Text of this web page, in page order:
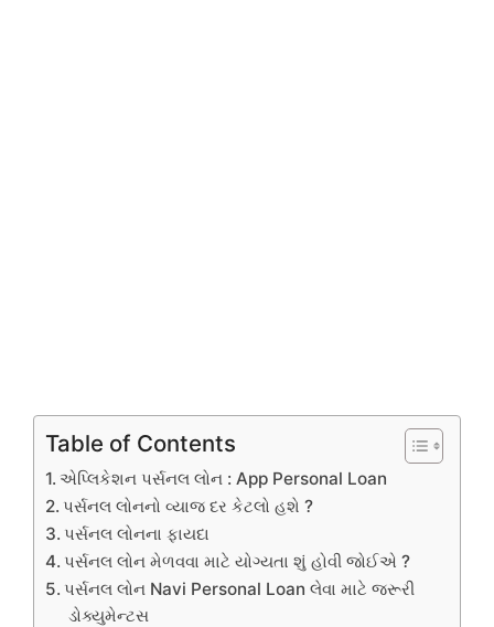
Table of Contents
એપ્લિકેશન પર્સનલ લોન : App Personal Loan
પર્સનલ લોનનો વ્યાજ દર કેટલો હશે ?
પર્સનલ લોનના ફાયદા
પર્સનલ લોન મેળવવા માટે યોગ્યતા શું હોવી જોઈએ ?
પર્સનલ લોન Navi Personal Loan લેવા માટે જરૂરી
ડોક્યુમેન્ટસ